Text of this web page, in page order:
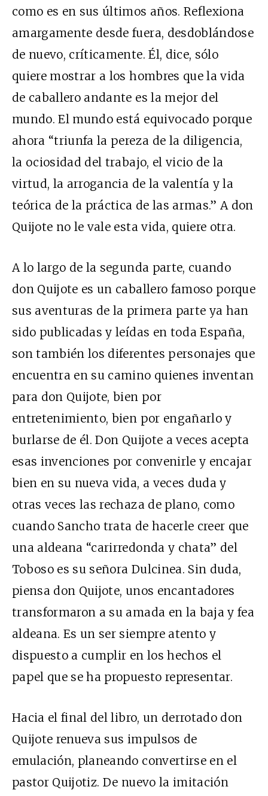
como es en sus últimos años. Reflexiona
amargamente desde fuera, desdoblándose
de nuevo, críticamente. Él, dice, sólo
quiere mostrar a los hombres que la vida
de caballero andante es la mejor del
mundo. El mundo está equivocado porque
ahora “triunfa la pereza de la diligencia,
la ociosidad del trabajo, el vicio de la
virtud, la arrogancia de la valentía y la
teórica de la práctica de las armas.” A don
Quijote no le vale esta vida, quiere otra.
A lo largo de la segunda parte, cuando
don Quijote es un caballero famoso porque
sus aventuras de la primera parte ya han
sido publicadas y leídas en toda España,
son también los diferentes personajes que
encuentra en su camino quienes inventan
para don Quijote, bien por
entretenimiento, bien por engañarlo y
burlarse de él. Don Quijote a veces acepta
esas invenciones por convenirle y encajar
bien en su nueva vida, a veces duda y
otras veces las rechaza de plano, como
cuando Sancho trata de hacerle creer que
una aldeana “carirredonda y chata” del
Toboso es su señora Dulcinea. Sin duda,
piensa don Quijote, unos encantadores
transformaron a su amada en la baja y fea
aldeana. Es un ser siempre atento y
dispuesto a cumplir en los hechos el
papel que se ha propuesto representar.
Hacia el final del libro, un derrotado don
Quijote renueva sus impulsos de
emulación, planeando convertirse en el
pastor Quijotiz. De nuevo la imitación